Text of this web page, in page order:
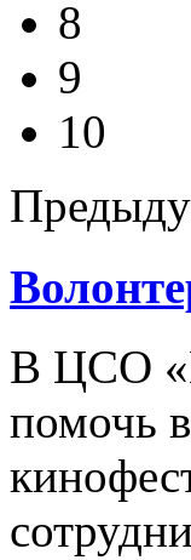
8
9
10
В ЦСО
помочь